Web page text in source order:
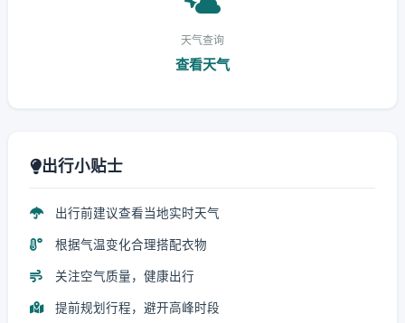
天气查询
查看天气
出行小贴士
出行前建议查看当地实时天气
根据气温变化合理搭配衣物
关注空气质量，健康出行
提前规划行程，避开高峰时段